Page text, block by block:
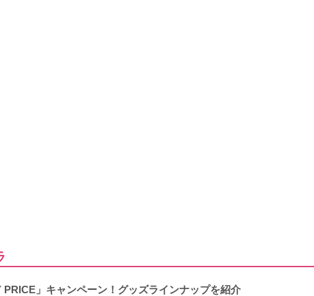
」キャンペーン！グッズラインナップを紹介